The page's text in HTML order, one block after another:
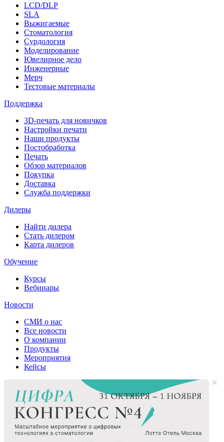
LCD/DLP
SLA
Выжигаемые
Стоматология
Сурдология
Моделирование
Ювелирное дело
Инженерные
Мерч
Тестовые материалы
Поддержка
3D-печать для новичков
Настройки печати
Наши продукты
Постобработка
Печать
Обзор материалов
Покупка
Доставка
Служба поддержки
Дилеры
Найти дилера
Cтать дилером
Карта дилеров
Обучение
Курсы
Вебинары
Новости
СМИ о нас
Все новости
О компании
Продукты
Мероприятия
Кейсы